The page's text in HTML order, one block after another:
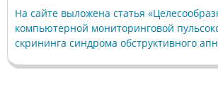
На сайте выложена статья
компьютерной мониторинговой
скрининга синдрома обструктивного